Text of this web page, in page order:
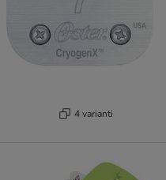
4 varianti